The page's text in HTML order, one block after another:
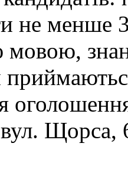
не менше
вул.